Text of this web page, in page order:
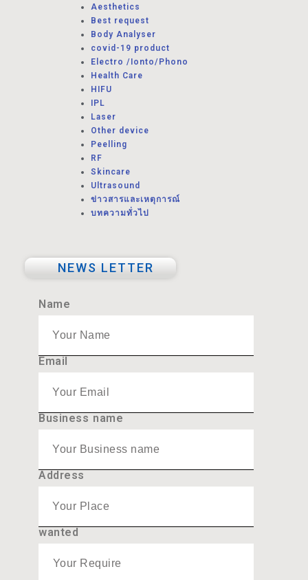
Aesthetics
Best request
Body Analyser
covid-19 product
Electro /Ionto/Phono
Health Care
HIFU
IPL
Laser
Other device
Peelling
RF
Skincare
Ultrasound
ข่าวสารและเหตุการณ์
บทความทั่วไป
NEWS LETTER
Name
Email
Business name
Address
wanted